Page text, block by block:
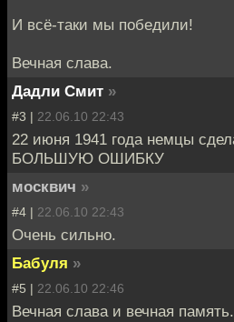
И всё-таки мы победили!
Вечная слава.
Дадли Смит »
#3 | 22.06.10 22:43
22 июня 1941 года немцы
БОЛЬШУЮ ОШИБКУ
москвич »
#4 | 22.06.10 22:43
Очень сильно.
Бабуля »
#5 | 22.06.10 22:46
Вечная слава и вечная память.